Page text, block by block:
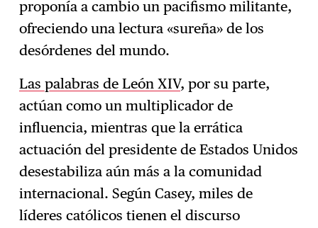
proponía a cambio un pacifismo militante,
ofreciendo una lectura «sureña» de los
desórdenes del mundo.
Las palabras de León XIV, por su parte,
actúan como un multiplicador de
influencia, mientras que la errática
actuación del presidente de Estados Unidos
desestabiliza aún más a la comunidad
internacional. Según Casey, miles de
líderes católicos tienen el discurso